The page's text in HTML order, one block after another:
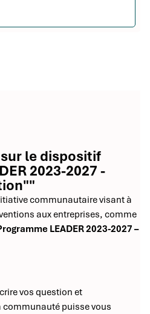
le dispositif
2023-2027 -
communautaire visant à
aux entreprises, comme
LEADER 2023-2027 –
vos question et
puisse vous